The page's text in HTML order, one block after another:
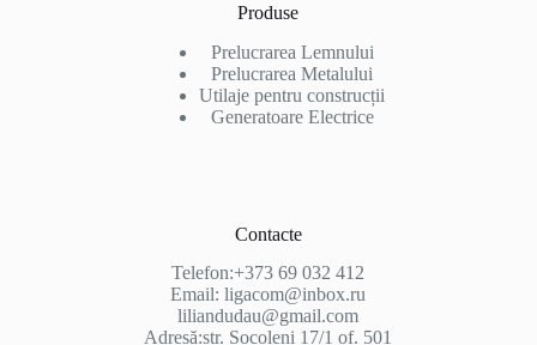
Produse
Prelucrarea Lemnului
Prelucrarea Metalului
Utilaje pentru construcții
Generatoare Electrice
Contacte
Telefon:+373 69 032 412
Email: ligacom@inbox.ru
liliandudau@gmail.com
Adresă:str. Socoleni 17/1 of. 501